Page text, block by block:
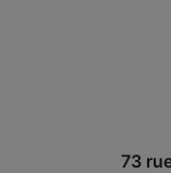
73